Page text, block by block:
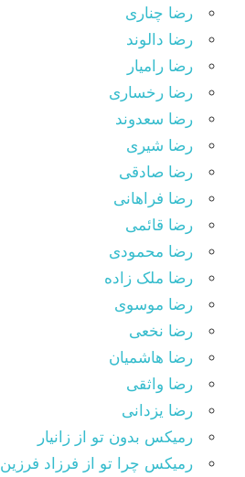
رضا چناری
رضا دالوند
رضا رامیار
رضا رخساری
رضا سعدوند
رضا شیری
رضا صادقی
رضا فراهانی
رضا قائمی
رضا محمودی
رضا ملک زاده
رضا موسوی
رضا نخعی
رضا هاشمیان
رضا واثقی
رضا یزدانی
رمیکس بدون تو از زانیار
رمیکس چرا تو از فرزاد فرزین